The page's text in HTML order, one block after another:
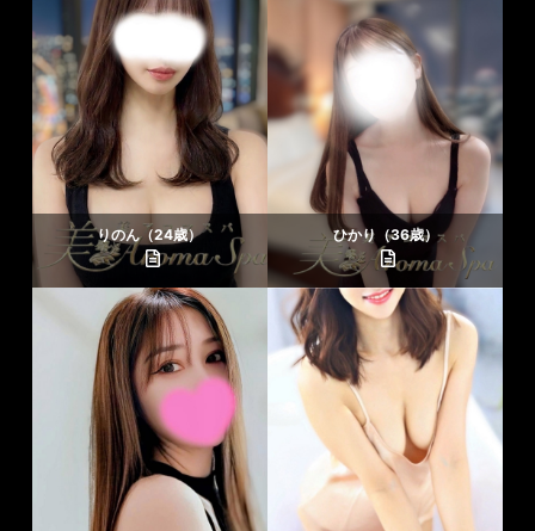
りのん（24歳） ひかり（36歳）